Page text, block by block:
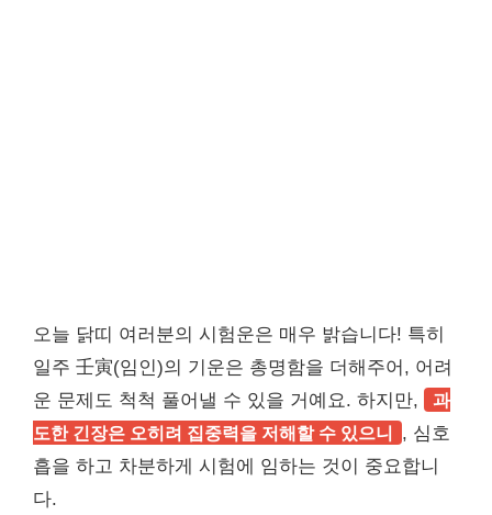
오늘 닭띠 여러분의 시험운은 매우 밝습니다! 특히
일주 壬寅(임인)의 기운은 총명함을 더해주어, 어려
운 문제도 척척 풀어낼 수 있을 거예요. 하지만,
과
도한 긴장은 오히려 집중력을 저해할 수 있으니
, 심호
흡을 하고 차분하게 시험에 임하는 것이 중요합니
다.